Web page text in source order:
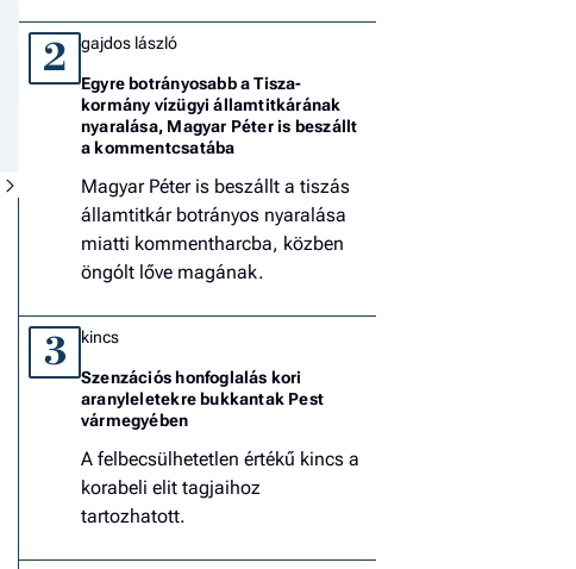
2 gajdos lászló
Egyre botrányosabb a Tisza-
kormány vízügyi államtitkárának
nyaralása, Magyar Péter is beszállt
a kommentcsatába
Magyar Péter is beszállt a tiszás
államtitkár botrányos nyaralása
miatti kommentharcba, közben
öngólt lőve magának.
3 kincs
Szenzációs honfoglalás kori
aranyleletekre bukkantak Pest
vármegyében
A felbecsülhetetlen értékű kincs a
korabeli elit tagjaihoz
tartozhatott.